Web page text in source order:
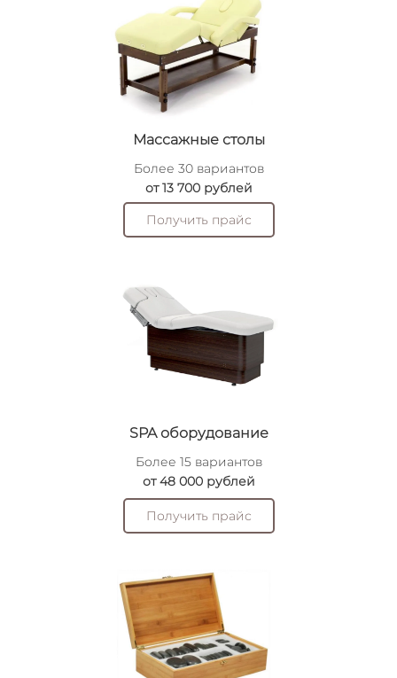
Массажные столы
Более 30 вариантов
от 13 700 рублей
Получить прайс
SPA оборудование
Более 15 вариантов
от 48 000 рублей
Получить прайс